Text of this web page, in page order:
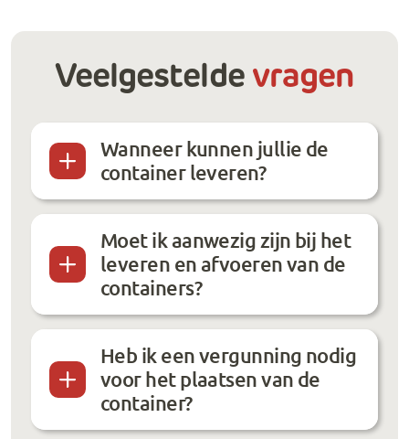
Veelgestelde vragen
Wanneer kunnen jullie de
container leveren?
Moet ik aanwezig zijn bij het
leveren en afvoeren van de
containers?
Heb ik een vergunning nodig
voor het plaatsen van de
container?